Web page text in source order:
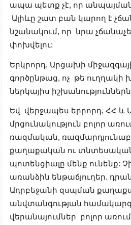
ապա պետք չէ, որ
Ալիևը շատ բան կարող է
նշանակում, որ նրա
փոխվելու:
Երկրորդ, Արցախի
գործընթաց, ոչ թե ուղղակի
ներկայիս
Եվ վերջապես երրորդ, ՀՀ և
մրցունակություն բոլոր
ռազմական,
քաղաքական ու
պոտենցիալը մենք ունենք:
առանձին ենթաճյուղեր.
Ադրբեջանի զսպման
անվտանգության
վերանայումներ բոլոր